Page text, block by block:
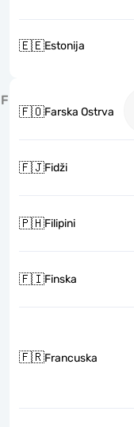
🇪🇪Estonija
F
🇫🇴Farska Ostrva
🇫🇯Fidži
🇵🇭Filipini
🇫🇮Finska
🇫🇷Francuska